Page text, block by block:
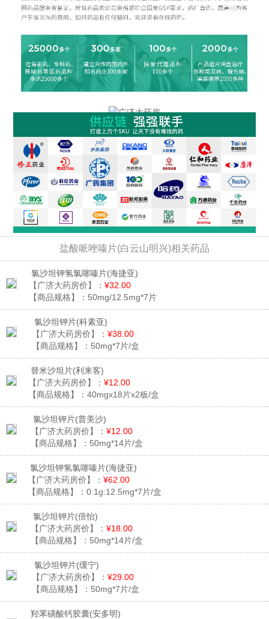
盐酸哌唑嗪片(白云山明兴)相关药品
氯沙坦钾氢氯噻嗪片(海捷亚)
【广济大药房价】： ¥32.00
【商品规格】： 50mg/12.5mg*7片
氯沙坦钾片(科素亚)
【广济大药房价】： ¥38.00
【商品规格】： 50mg*7片/盒
替米沙坦片(利来客)
【广济大药房价】： ¥12.00
【商品规格】： 40mgx18片x2板/盒
氯沙坦钾片(普美沙)
【广济大药房价】： ¥12.00
【商品规格】： 50mg*14片/盒
氯沙坦钾氢氯噻嗪片(海捷亚)
【广济大药房价】： ¥62.00
【商品规格】： 0.1g:12.5mg*7片/盒
氯沙坦钾片(倍怡)
【广济大药房价】： ¥18.00
【商品规格】： 50mg*14片/盒
氯沙坦钾片(缓宁)
【广济大药房价】： ¥29.00
【商品规格】： 50mg*7片/盒
羟苯磺酸钙胶囊(安多明)